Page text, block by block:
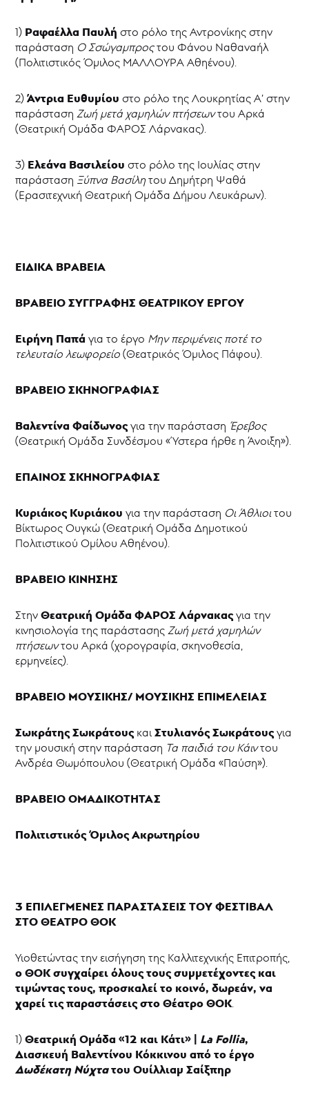
1) Ραφαέλλα Παυλήστο ρόλο της Αντρονίκης στην
παράσταση Ο Σσώγαμπροςτου Φάνου Ναθαναήλ
(Πολιτιστικός Όμιλος ΜΑΛΛΟΥΡΑ Αθηένου).
2)Άντρια Ευθυμίουστο ρόλο της Λουκρητίας Α’ στην
παράστασηΖωή μετά χαμηλών πτήσεωντου Αρκά
(Θεατρική Ομάδα ΦΑΡΟΣ Λάρνακας).
3) Ελεάνα Βασιλείουστο ρόλο της Ιουλίας στην
παράσταση Ξύπνα Βασίλητου Δημήτρη Ψαθά
(Ερασιτεχνική Θεατρική Ομάδα Δήμου Λευκάρων).
ΕΙΔΙΚΑ ΒΡΑΒΕΙΑ
ΒΡΑΒΕΙΟ ΣΥΓΓΡΑΦΗΣ ΘΕΑΤΡΙΚΟΥ ΕΡΓΟΥ
Ειρήνη Παπάγια το έργο Μην περιμένεις ποτέ το
τελευταίο λεωφορείο (Θεατρικός Όμιλος Πάφου).
ΒΡΑΒΕΙΟ ΣΚΗΝΟΓΡΑΦΙΑΣ
Βαλεντίνα Φαίδωνοςγια την παράσταση Έρεβος
(Θεατρική Ομάδα Συνδέσμου «Ύστερα ήρθε η Άνοιξη»).
ΕΠΑΙΝΟΣ ΣΚΗΝΟΓΡΑΦΙΑΣ
Κυριάκος Κυριάκουγια την παράσταση Οι Άθλιοιτου
Βίκτωρος Ουγκώ (Θεατρική Ομάδα Δημοτικού
Πολιτιστικού Ομίλου Αθηένου).
ΒΡΑΒΕΙΟ ΚΙΝΗΣΗΣ
ΣτηνΘεατρική Ομάδα ΦΑΡΟΣ Λάρνακαςγια την
κινησιολογία της παράστασηςΖωή μετά χαμηλών
πτήσεωντου Αρκά (χορογραφία, σκηνοθεσία,
ερμηνείες).
ΒΡΑΒΕΙΟ ΜΟΥΣΙΚΗΣ/ ΜΟΥΣΙΚΗΣ ΕΠΙΜΕΛΕΙΑΣ
Σωκράτης Σωκράτους καιΣτυλιανός Σωκράτουςγια
την μουσική στην παράσταση Τα παιδιά του Κάιντου
Ανδρέα Θωμόπουλου (Θεατρική Ομάδα «Παύση»).
ΒΡΑΒΕΙΟ ΟΜΑΔΙΚΟΤΗΤΑΣ
Πολιτιστικός Όμιλος Ακρωτηρίου
3 ΕΠΙΛΕΓΜΕΝΕΣ ΠΑΡΑΣΤΑΣΕΙΣ ΤΟΥ ΦΕΣΤΙΒΑΛ
ΣΤΟ ΘΕΑΤΡΟ ΘΟΚ
Υιοθετώντας την εισήγηση της Καλλιτεχνικής Επιτροπής,
ο ΘΟΚ συγχαίρει όλους τους συμμετέχοντες και
τιμώντας τους, προσκαλεί το κοινό, δωρεάν, να
χαρεί τις παραστάσεις στο Θέατρο ΘΟΚ.
1)Θεατρική Ομάδα «12 και Κάτι» | La Follia,
Διασκευή Βαλεντίνου Κόκκινου από το έργο
Δωδέκατη Νύχτατου Ουίλλιαμ Σαίξπηρ